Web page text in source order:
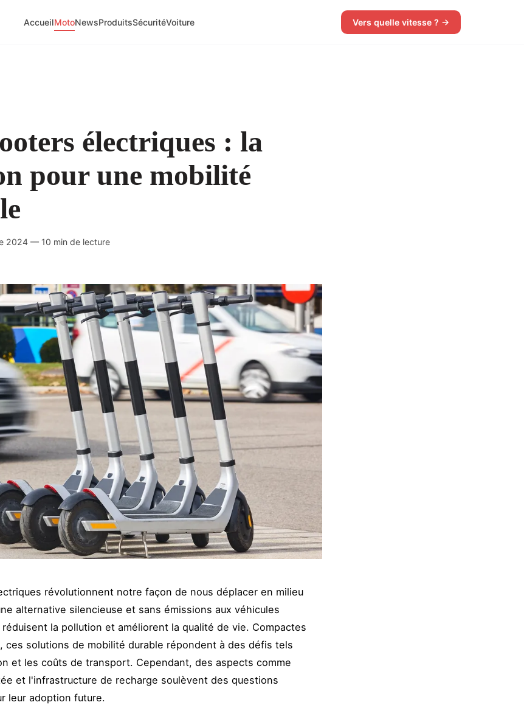
AccueilMotoNewsProduitsSécuritéVoiture Vers quelle vitesse ? →
électriques : la
pour une mobilité
2024 — 10 min de lecture
révolutionnent notre façon de nous déplacer en milieu
alternative silencieuse et sans émissions aux véhicules
la pollution et améliorent la qualité de vie. Compactes
ces solutions de mobilité durable répondent à des défis tels
et les coûts de transport. Cependant, des aspects comme
et l'infrastructure de recharge soulèvent des questions
leur adoption future.